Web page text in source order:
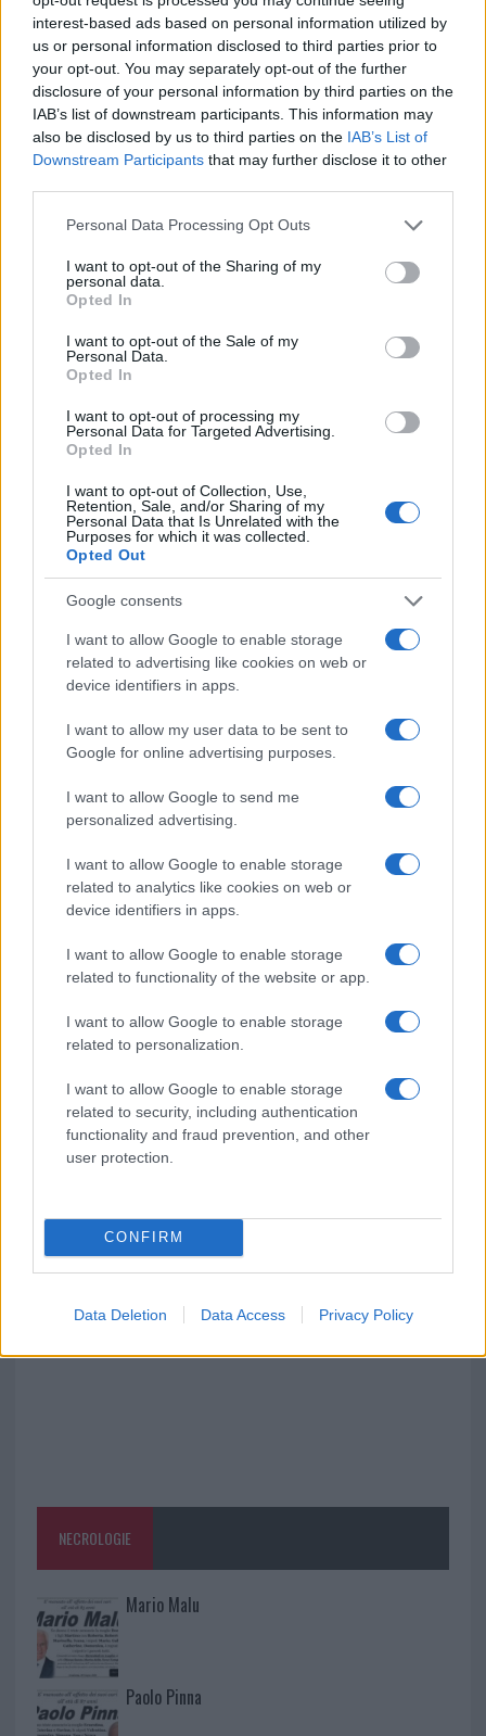
interest-based ads based on personal information utilized by
us or personal information disclosed to third parties prior to
your opt-out. You may separately opt-out of the further
disclosure of your personal information by third parties on the
IAB’s list of downstream participants. This information may
also be disclosed by us to third parties on the IAB’s List of
Downstream Participants that may further disclose it to other
Please note that this website/app uses one or more Google
not limited to your visit or usage behaviour. You may click to
grant or deny consent to Google and its third-party tags to
use your data for below specified purposes in below Google
consent section.
Personal Data Processing Opt Outs
I want to opt-out of the Sharing of my
personal data.
Opted In
I want to opt-out of the Sale of my
Personal Data.
Opted In
I want to opt-out of processing my
Personal Data for Targeted Advertising.
Opted In
I want to opt-out of Collection, Use,
Retention, Sale, and/or Sharing of my
Personal Data that Is Unrelated with the
Purposes for which it was collected.
Opted Out
Google consents
I want to allow Google to enable storage
related to advertising like cookies on web or
device identifiers in apps.
I want to allow my user data to be sent to
Google for online advertising purposes.
I want to allow Google to send me
personalized advertising.
I want to allow Google to enable storage
related to analytics like cookies on web or
device identifiers in apps.
I want to allow Google to enable storage
related to functionality of the website or app.
I want to allow Google to enable storage
related to personalization.
I want to allow Google to enable storage
related to security, including authentication
functionality and fraud prevention, and other
user protection.
CONFIRM
Data Deletion Data Access Privacy Policy
Inviaci le tue segnalazioni,
i tuoi video e le tue foto
Su WhatsApp al numero +39
345 356 7512
Ricevi le nostre ultime news
da
Condividi l'articolo
F
a
ce
b
o
o
k
T
w
it
te
r
Pi
te
re
W
at
s
p
S
a
re
Articolo precedente
Prossimo articolo
NOTIZIE RECENTI
Calangianus, dopo le polemiche il centro
esplode la protesta
Pausa caffè impeccabile: come scegliere la
soluzione ideale per la casa e l’ufficio
Monte Pino, la fine di un lungo dolore: storia e
rinascita della strada che segnò la Gallura
Raid nelle campagne di Berchidda, rischio per
la rete elettrica
Monte Pino, via i cancelli del cantiere: la Gallura
ritrova la strada
Nuovi stalli residenti a Palau, il Comune
completa l’iter
NECROLOGIE
Mario Malu
Paolo Pinna